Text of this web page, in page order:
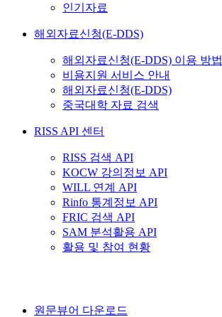
인기자료
해외자료신청(E-DDS)
해외자료신청(E-DDS) 이용 방법
비용지원 서비스 안내
해외자료신청(E-DDS)
중국대학 자료 검색
RISS API 센터
RISS 검색 API
KOCW 강의정보 API
WILL 연계 API
Rinfo 통계정보 API
FRIC 검색 API
SAM 분석활용 API
활용 및 참여 현황
원문뷰어 다운로드